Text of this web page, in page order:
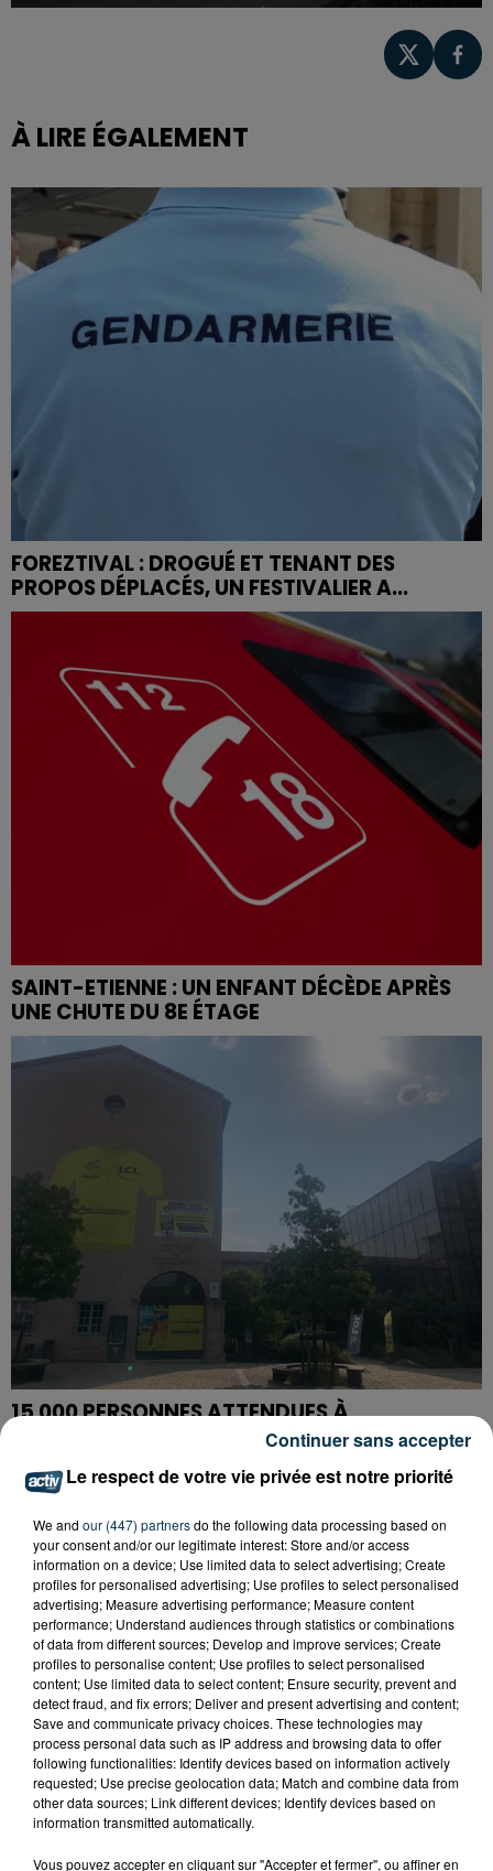
À LIRE ÉGALEMENT
FOREZTIVAL : DROGUÉ ET TENANT DES
PROPOS DÉPLACÉS, UN FESTIVALIER A...
SAINT-ETIENNE : UN ENFANT DÉCÈDE APRÈS
UNE CHUTE DU 8E ÉTAGE
15 000 PERSONNES ATTENDUES À
MONTBRISON POUR LE TOUR DE FRANCE
INCENDIE : L'ONG STÉPHANOISE PHF
Le respect de votre vie privée est notre priorité
We and our (447) partnersdo the following data processing based on
your consent and/or our legitimate interest: Store and/or access
information on a device; Use limited data to select advertising; Create
profiles for personalised advertising; Use profiles to select personalised
advertising; Measure advertising performance; Measure content
performance; Understand audiences through statistics or combinations
of data from different sources; Develop and improve services; Create
profiles to personalise content; Use profiles to select personalised
content; Use limited data to select content; Ensure security, prevent and
detect fraud, and fix errors; Deliver and present advertising and content;
Save and communicate privacy choices. These technologies may
process personal data such as IP address and browsing data to offer
following functionalities: Identify devices based on information actively
requested; Use precise geolocation data; Match and combine data from
other data sources; Link different devices; Identify devices based on
information transmitted automatically.
Vous pouvez accepter en cliquant sur "Accepter et fermer", ou affiner en
Continuer sans accepter